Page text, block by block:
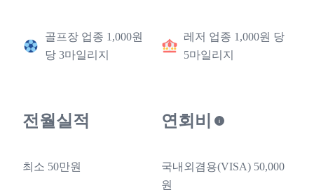
골프장 업종 1,000원
당 3마일리지
레저 업종 1,000원 당
5마일리지
전월실적
최소 50만원
연회비
국내외겸용(VISA) 50,000
원